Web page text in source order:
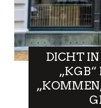
DICHT
„KOMMEN,